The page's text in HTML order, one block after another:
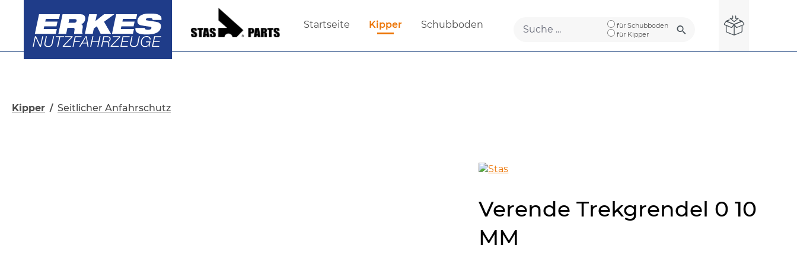
Zur Hauptnavigation springen
Startseite
Kipper Schubboden
für Schubboden
für Kipper
Kipper / Seitlicher Anfahrschutz
Verende Trekgrendel 0 10
MM